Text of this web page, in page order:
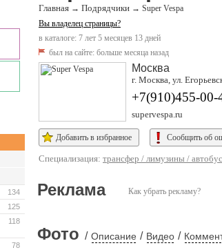
134
125
118
78
Главная → Подрядчики → Super Vespa
Вы владелец страницы?
в каталоге: 7 лет 5 месяцев 13 дней
был на сайте: больше месяца назад
Москва
г. Москва, ул.
+7(910)455-00-
supervespa.ru
Добавить в избранное Сообщить об
Специализация: трансфер / лимузины /
Как убрать рекламу?
Реклама
Фото / Описание / Видео /